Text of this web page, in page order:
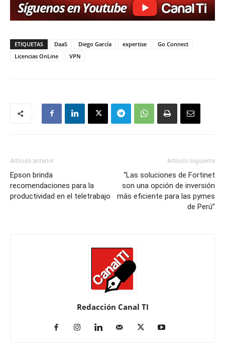
ETIQUETAS DaaS Diego García expertise
Go Connect
Licencias OnLine
VPN
Artículo anterior
Epson brinda
recomendaciones para la
productividad en el teletrabajo
Artículo siguiente
“Las soluciones de Fortinet
son una opción de inversión
más eficiente para las pymes
de Perú”
Redacción Canal TI